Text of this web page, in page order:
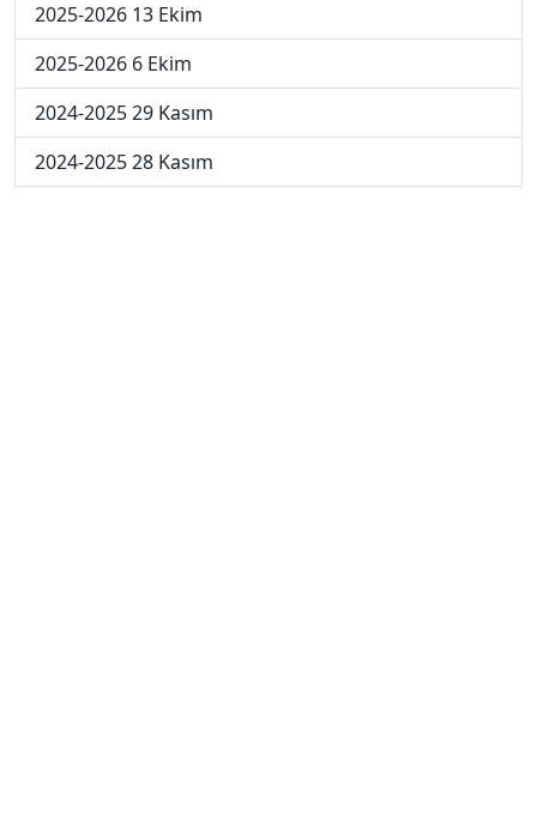
2025-2026 13 Ekim
2025-2026 6 Ekim
2024-2025 29 Kasım
2024-2025 28 Kasım